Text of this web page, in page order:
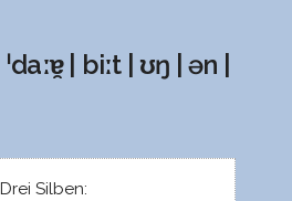
ˈdaːɐ̯ | biːt | ʊŋ | ən |
Drei Silben: